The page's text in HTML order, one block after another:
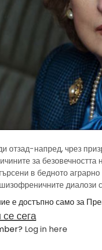
отзад-напред, чрез
за
в бедното
диалози
е достъпно само за
сега
Log in here